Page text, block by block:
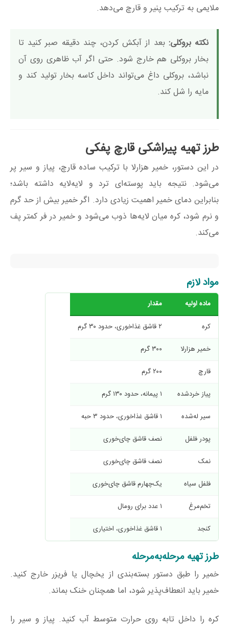
ملایمی به ترکیب پنیر و قارچ می‌دهد.
نکته بروکلی: بعد از آبکش کردن، چند دقیقه صبر کنید تا
بخار بروکلی هم خارج شود. حتی اگر آب ظاهری روی آن
نباشد، بروکلی داغ می‌تواند داخل کاسه بخار تولید کند و
مایه را شل کند.
طرز تهیه پیراشکی قارچ پفکی
در این دستور، خمیر هزارلا با ترکیب ساده قارچ، پیاز و سیر پر
می‌شود. نتیجه باید پوسته‌ای ترد و لایه‌لایه داشته باشد؛
بنابراین دمای خمیر اهمیت زیادی دارد. اگر خمیر بیش از حد گرم
و نرم شود، کره میان لایه‌ها ذوب می‌شود و خمیر در فر کمتر پف
می‌کند.
مواد لازم
ماده اولیه مقدار
کره
۲ قاشق غذاخوری، حدود ۳۰ گرم
خمیر هزارلا
۳۰۰ گرم
قارچ
۲۰۰ گرم
پیاز خردشده
۱ پیمانه، حدود ۱۳۰ گرم
سیر له‌شده
۱ قاشق غذاخوری، حدود ۳ حبه
پودر فلفل
نصف قاشق چای‌خوری
نمک
نصف قاشق چای‌خوری
فلفل سیاه
یک‌چهارم قاشق چای‌خوری
تخم‌مرغ
۱ عدد برای رومال
کنجد
۱ قاشق غذاخوری، اختیاری
طرز تهیه مرحله‌به‌مرحله
خمیر را طبق دستور بسته‌بندی از یخچال یا فریزر خارج کنید.
خمیر باید انعطاف‌پذیر شود، اما همچنان خنک بماند.
کره را داخل تابه روی حرارت متوسط آب کنید. پیاز و سیر را